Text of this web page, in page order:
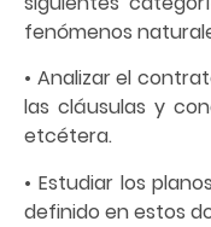
fenómenos
• Analizar el
las cláusulas y
etcétera.
• Estudiar los
definido en estos